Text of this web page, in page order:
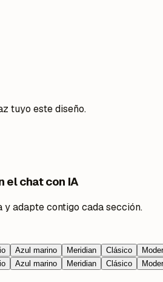
tuyo este diseño.
el chat con IA
y adapte contigo cada sección.
Azul marino Meridian Clásico
Azul marino Meridian Clásico